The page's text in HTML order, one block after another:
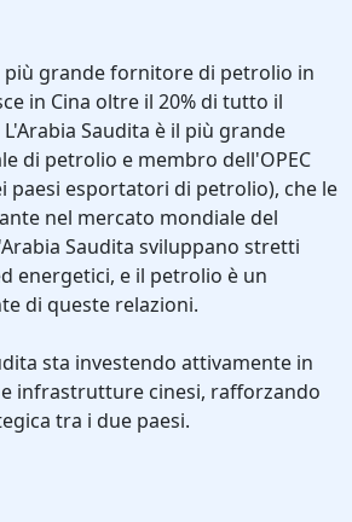
più grande fornitore di petrolio in
in Cina oltre il 20% di tutto il
Saudita è il più grande
di petrolio e membro dell'OPEC
paesi esportatori di petrolio), che le
nel mercato mondiale del
Saudita sviluppano stretti
energetici, e il petrolio è un
di queste relazioni.
sta investendo attivamente in
infrastrutture cinesi, rafforzando
tra i due paesi.